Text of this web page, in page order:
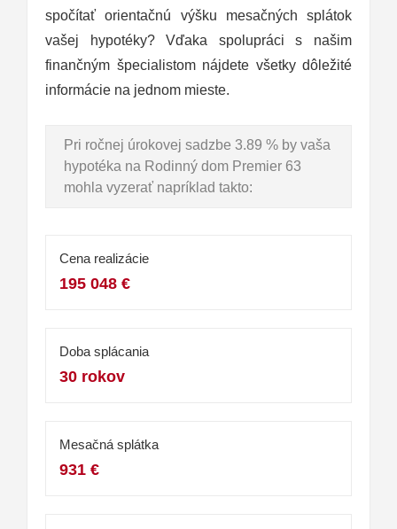
spočítať orientačnú výšku mesačných splátok
vašej hypotéky? Vďaka spolupráci s našim
finančným špecialistom nájdete všetky dôležité
informácie na jednom mieste.
Pri ročnej úrokovej sadzbe 3.89 % by vaša
hypotéka na Rodinný dom Premier 63
mohla vyzerať napríklad takto:
Cena realizácie
195 048 €
Doba splácania
30 rokov
Mesačná splátka
931 €